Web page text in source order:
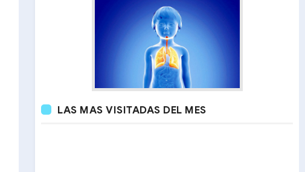
LAS MAS VISITADAS DEL MES